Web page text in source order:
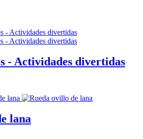
- Actividades divertidas
lana